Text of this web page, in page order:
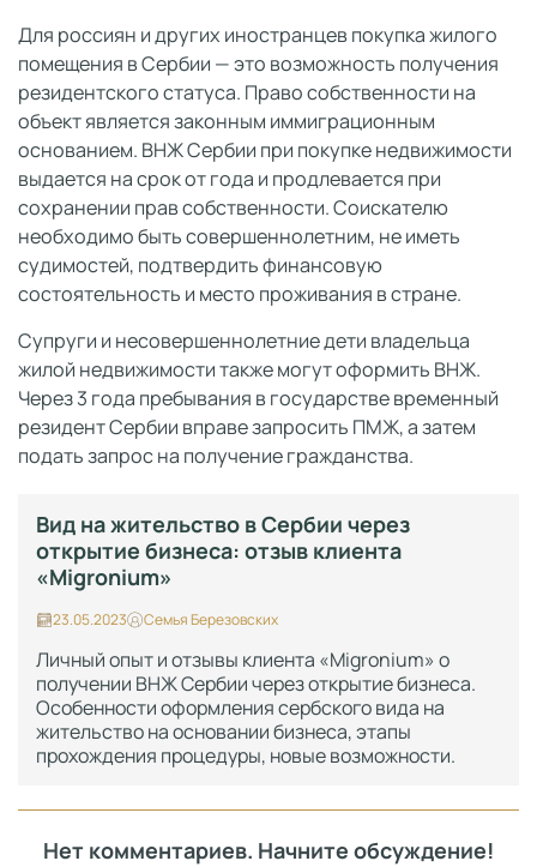
Для россиян и других иностранцев покупка жилого
помещения в Сербии — это возможность получения
резидентского статуса. Право собственности на
объект является законным иммиграционным
основанием. ВНЖ Сербии при покупке недвижимости
выдается на срок от года и продлевается при
сохранении прав собственности. Соискателю
необходимо быть совершеннолетним, не иметь
судимостей, подтвердить финансовую
состоятельность и место проживания в стране.
Супруги и несовершеннолетние дети владельца
жилой недвижимости также могут оформить ВНЖ.
Через 3 года пребывания в государстве временный
резидент Сербии вправе запросить ПМЖ, а затем
подать запрос на получение гражданства.
Вид на жительство в Сербии через
открытие бизнеса: отзыв клиента
«Migronium»
23.05.2023 Семья Березовских
Личный опыт и отзывы клиента «Migronium» о
получении ВНЖ Сербии через открытие бизнеса.
Особенности оформления сербского вида на
жительство на основании бизнеса, этапы
прохождения процедуры, новые возможности.
Нет комментариев. Начните обсуждение!